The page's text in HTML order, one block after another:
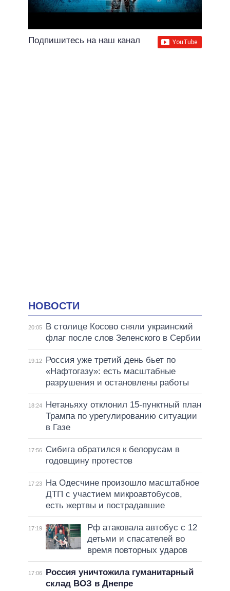
Подпишитесь на наш канал
НОВОСТИ
20:05
В столице Косово сняли украинский
флаг после слов Зеленского в Сербии
19:12
Россия уже третий день бьет по
«Нафтогазу»: есть масштабные
разрушения и остановлены работы
18:24
Нетаньяху отклонил 15-пунктный план
Трампа по урегулированию ситуации
в Газе
17:56
Сибига обратился к белорусам в
годовщину протестов
17:23
На Одесчине произошло масштабное
ДТП с участием микроавтобусов,
есть жертвы и пострадавшие
17:19
Рф атаковала автобус с 12
детьми и спасателей во
время повторных ударов
17:06
Россия уничтожила гуманитарный
склад ВОЗ в Днепре